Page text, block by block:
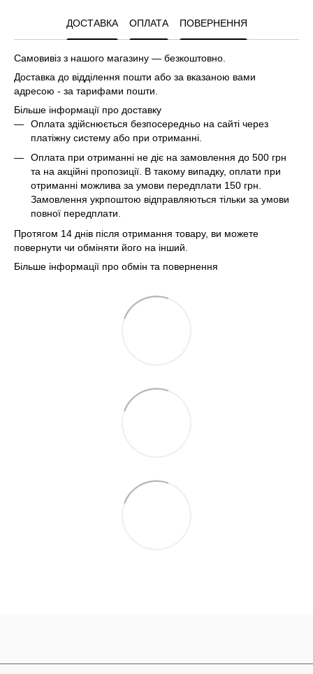
ДОСТАВКА ОПЛАТА ПОВЕРНЕННЯ
Самовивіз з нашого магазину — безкоштовно.
Доставка до відділення пошти або за вказаною вами
адресою - за тарифами пошти.
Більше інформації про доставку
Оплата здійснюється безпосередньо на сайті через
платіжну систему або при отриманні.
Оплата при отриманні не діє на замовлення до 500 грн
та на акційні пропозиції. В такому випадку, оплати при
отриманні можлива за умови передплати 150 грн.
Замовлення укрпоштою відправляються тільки за умови
повної передплати.
Протягом 14 днів після отримання товару, ви можете
повернути чи обміняти його на інший.
Більше інформації про обмін та повернення